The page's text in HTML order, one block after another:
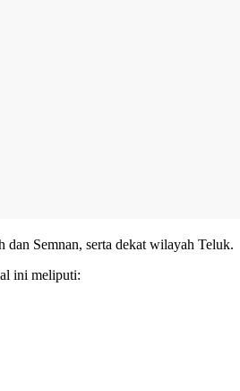
Semnan, serta dekat wilayah Teluk.
ini meliputi: